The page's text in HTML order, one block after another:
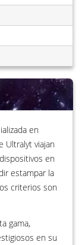
en
Ultralyt viajan
en
estampar la
criterios son
gama,
en su